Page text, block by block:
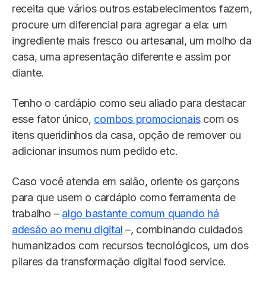
receita que vários outros estabelecimentos fazem,
procure um diferencial para agregar a ela: um
ingrediente mais fresco ou artesanal, um molho da
casa, uma apresentação diferente e assim por
diante.
Tenho o cardápio como seu aliado para destacar
esse fator único, combos promocionaiscom os
itens queridinhos da casa, opção de remover ou
adicionar insumos num pedido etc.
Caso você atenda em salão, oriente os garçons
para que usem o cardápio como ferramenta de
trabalho – algo bastante comum quando há
adesão ao menu digital –, combinando cuidados
humanizados com recursos tecnológicos, um dos
pilares da transformação digital food service.